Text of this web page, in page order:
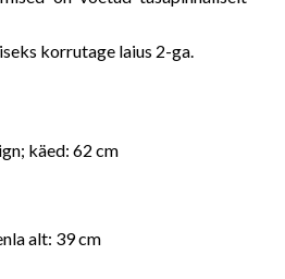
korrutage laius 2-ga.
käed: 62 cm
alt: 39 cm